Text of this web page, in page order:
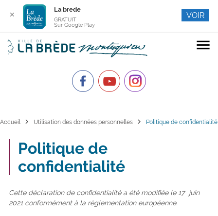
menu
Accueil chevron_right Utilisation des données personnelles chevron_right Politique de confidentialité
Politique de
confidentialité
Cette déclaration de confidentialité a été modifiée le 17 juin
2021 conformément à la règlementation européenne.
✕
La brede
GRATUIT
Sur Google Play
VOIR